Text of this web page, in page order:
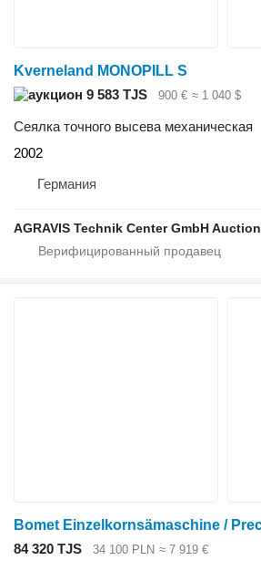
Kverneland MONOPILL S
9 583 TJS
900 € ≈ 1 040 $
Сеялка точного высева механическая
2002
Германия
AGRAVIS Technik Center GmbH Auction
84 320 TJS 34 100 PLN ≈ 7 919 €